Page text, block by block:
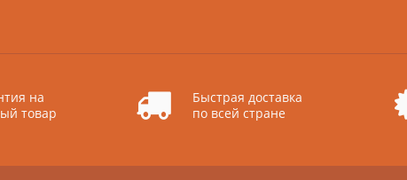
на
товар
Быстрая доставка
по всей стране